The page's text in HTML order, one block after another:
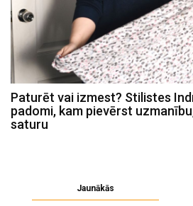
Paturēt vai izmest? Stilistes
padomi, kam pievērst
saturu
Jaunākās